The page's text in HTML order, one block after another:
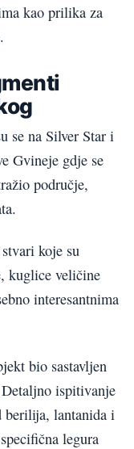
kao prilika za
se na Silver Star i
Gvineje gdje se
područje,
koje su
kuglice veličine
interesantnima
bio sastavljen
ispitivanje
berilija, lantanida i
legura